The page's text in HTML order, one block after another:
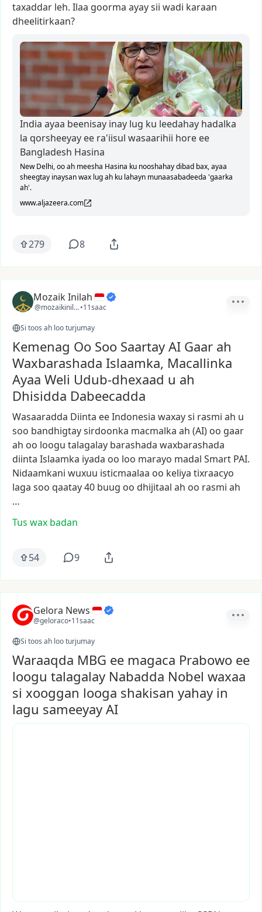
taxaddar leh. Ilaa goorma ayaysii wadi karaan
dheelitirkaan?
India ayaa beenisay inay lug ku leedahay hadalka
la qorsheeyay ee ra'iisul wasaarihii hore ee
Bangladesh Hasina
New Delhi, oo ah meesha Hasina ku nooshahay dibad bax, ayaa
sheegtay inaysan wax lug ah ku lahayn munaasabadeeda 'gaarka
ah'.
www.aljazeera.com
279 8
Mozaik Inilah
@mozaikinilah•11saac
Si toos ah loo turjumay
Kemenag Oo Soo Saartay AI Gaar ah
Waxbarashada Islaamka, Macallinka
Ayaa Weli Udub-dhexaad u ah
Dhisidda Dabeecadda
Wasaaradda Diinta eeIndonesia waxaysi rasmi ah u
soo bandhigtaysirdoonka macmalka ah (AI) oo gaar
ah oo loogu talagalay barashada waxbarashada
diinta Islaamka iyada oo loo marayo madal Smart PAI.
Nidaamkani wuxuu isticmaalaa oo keliya tixraacyo
laga soo qaatay40 buug oo dhijitaal ah oo rasmi ah
…
Tus wax badan
54 9
Gelora News
@geloraco•11saac
Si toos ah loo turjumay
Waraaqda MBG ee magaca Prabowo ee
loogu talagalay Nabadda Nobel waxaa
si xooggan looga shakisan yahay in
lagu sameeyay AI